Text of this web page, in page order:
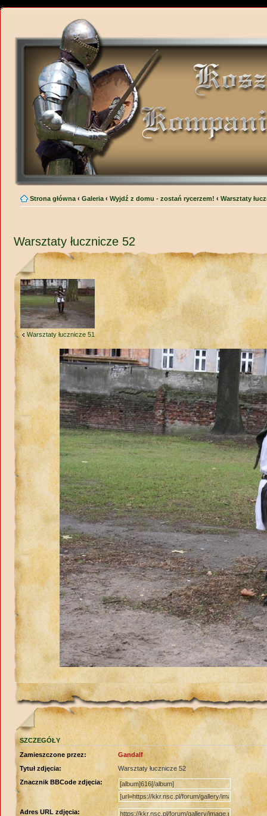
Strona główna ‹ Galeria ‹ Wyjdź z domu - zostań rycerzem! ‹ Warsztaty
Warsztaty łucznicze 52
Warsztaty łucznicze 51
SZCZEGÓŁY
Zamieszczone przez:
Gandalf
Tytuł zdjęcia:
Warsztaty łucznicze 52
Znacznik BBCode zdjęcia:
Adres URL zdjęcia: